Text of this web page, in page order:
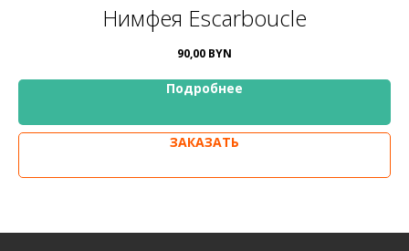
Нимфея Escarboucle
90,00 BYN
Подробнее
ЗАКАЗАТЬ